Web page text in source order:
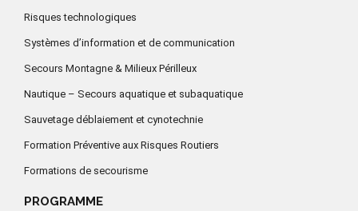
Risques technologiques
Systèmes d’information et de communication
Secours Montagne & Milieux Périlleux
Nautique – Secours aquatique et subaquatique
Sauvetage déblaiement et cynotechnie
Formation Préventive aux Risques Routiers
Formations de secourisme
PROGRAMME